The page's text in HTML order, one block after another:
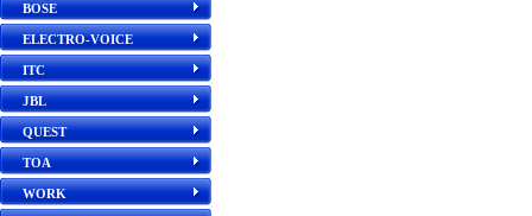
BOSE
ELECTRO-VOICE
ITC
JBL
QUEST
TOA
WORK